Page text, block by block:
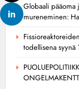
Globaali pääoma
mureneminen:
todellisena syynä